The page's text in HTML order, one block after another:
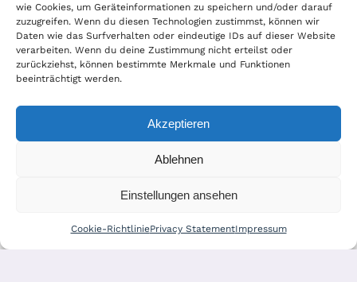
wie Cookies, um Geräteinformationen zu speichern und/oder darauf
zuzugreifen. Wenn du diesen Technologien zustimmst, können wir
Daten wie das Surfverhalten oder eindeutige IDs auf dieser Website
verarbeiten. Wenn du deine Zustimmung nicht erteilst oder
zurückziehst, können bestimmte Merkmale und Funktionen
beeinträchtigt werden.
Akzeptieren
Ablehnen
Einstellungen ansehen
Cookie-RichtliniePrivacy StatementImpressum
Der Händlerbund setzt sich für sicheren und
erfolgreichen E-Commerce ein. Auch wir sind wie
viele Onlineshops im Netz Mitglied im Händlerbund
und unterstützen fairen Onlinehandel.
Widerruf|Zahlung & Versand